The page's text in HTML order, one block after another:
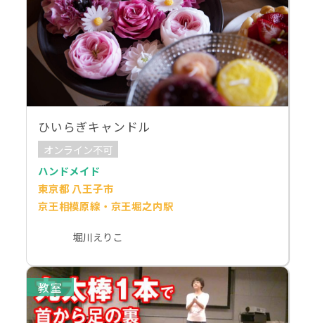
ひいらぎキャンドル
オンライン不可
ハンドメイド
東京都 八王子市
京王相模原線・京王堀之内駅
堀川えりこ
教室